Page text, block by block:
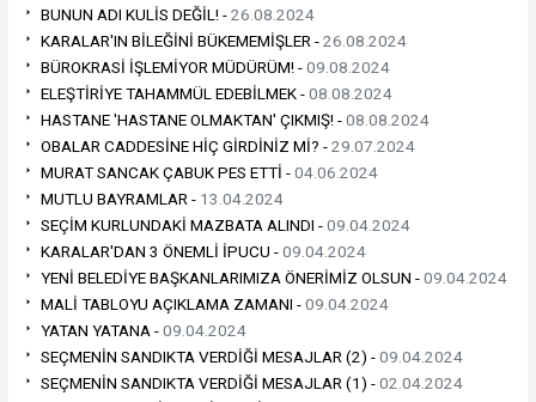
BUNUN ADI KULİS DEĞİL! -26.08.2024
KARALAR'IN BİLEĞİNİ BÜKEMEMİŞLER -26.08.2024
BÜROKRASİ İŞLEMİYOR MÜDÜRÜM! -09.08.2024
ELEŞTİRİYE TAHAMMÜL EDEBİLMEK -08.08.2024
HASTANE 'HASTANE OLMAKTAN' ÇIKMIŞ! -08.08.2024
OBALAR CADDESİNE HİÇ GİRDİNİZ Mİ? -29.07.2024
MURAT SANCAK ÇABUK PES ETTİ -04.06.2024
MUTLU BAYRAMLAR - 13.04.2024
SEÇİM KURLUNDAKİ MAZBATA ALINDI -09.04.2024
KARALAR'DAN 3 ÖNEMLİ İPUCU -09.04.2024
YENİ BELEDİYE BAŞKANLARIMIZA ÖNERİMİZ OLSUN -09.04.2024
MALİ TABLOYU AÇIKLAMA ZAMANI -09.04.2024
YATAN YATANA -09.04.2024
SEÇMENİN SANDIKTA VERDİĞİ MESAJLAR (2) -09.04.2024
SEÇMENİN SANDIKTA VERDİĞİ MESAJLAR (1) -02.04.2024